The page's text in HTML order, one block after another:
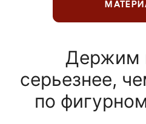
Держим
серьезнее,
по